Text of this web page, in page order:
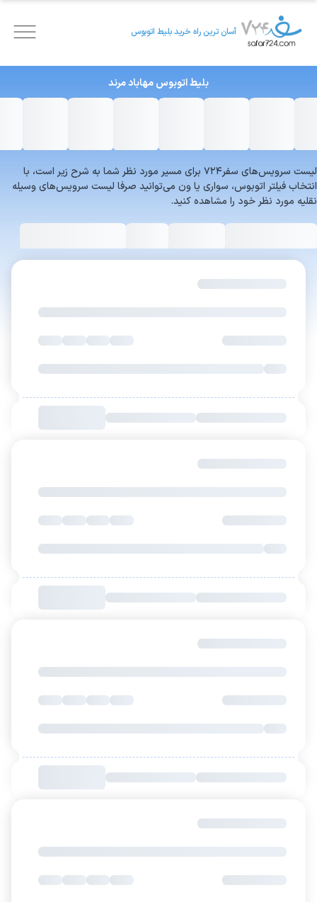
آسان ترین راه خرید بلیط اتوبوس
بلیط اتوبوسمهابادمرند
لیست سرویس‌های سفر۷۲۴ برای مسیر مورد نظر شما به شرح زیر است، با
انتخاب فیلتر اتوبوس، سواری یا ون می‌توانید صرفا لیست سرویس‌های وسیله
نقلیه مورد نظر خود را مشاهده کنید.